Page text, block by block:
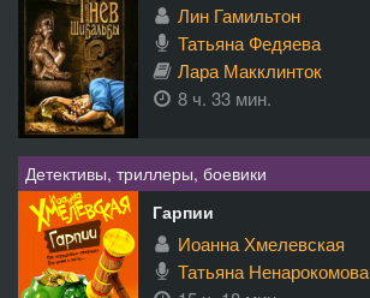
Лин Гамильтон
Татьяна Федяева
Лара Макклинток
8 ч. 33 мин.
Детективы, триллеры, боевики
Гарпии
Иоанна Хмелевская
Татьяна Ненарокомова